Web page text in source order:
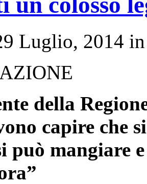
Luglio, 2014
della
capire che
può mangiare